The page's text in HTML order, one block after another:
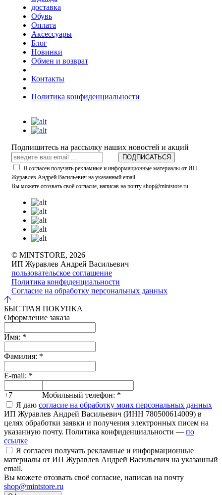
доставка
Обувь
Оплата
Аксессуары
Блог
Новинки
Обмен и возврат
Контакты
Политика конфиденциальности
Подпишитесь на рассылку наших новостей и акций
ПОДПИСАТЬСЯ
Я согласен получать рекламные и информационные материалы от ИП
Журавлев Андрей Васильевич на указанный email.
Вы можете отозвать своё согласие, написав на почту shop@mintstore.ru
© MINTSTORE, 2026
ИП Журавлев Андрей Васильевич
пользовательское соглашение
Политика конфиденциальности
Согласие на обработку персональных данных
БЫСТРАЯ ПОКУПКА
Оформление заказа
Имя: *
Фамилия: *
E-mail: *
+7 Мобильный телефон: *
Я даю согласие на обработку моих персональных данных
ИП Журавлев Андрей Васильевич (ИНН 780500614009) в
целях обработки заявки и получения электронных писем на
указанную почту. Политика конфиденциальности — по
ссылке
Я согласен получать рекламные и информационные
материалы от ИП Журавлев Андрей Васильевич на указанный
email.
Вы можете отозвать своё согласие, написав на почту
shop@mintstore.ru